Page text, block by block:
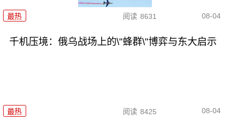
最热 阅读 8631 08-04
千机压境：俄乌战场上的\"蜂群\"博弈与东大启示
最热 阅读 8425 08-04